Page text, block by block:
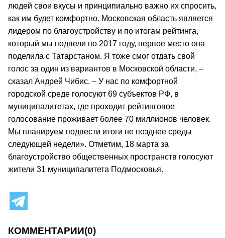
людей свои вкусы и принципиально важно их спросить,
как им будет комфортно. Московская область является
лидером по благоустройству и по итогам рейтинга,
который мы подвели по 2017 году, первое место она
поделила с Татарстаном. Я тоже смог отдать свой
голос за один из вариантов в Московской области, –
сказал Андрей Чибис. – У нас по комфортной
городской среде голосуют 69 субъектов РФ, в
муниципалитетах, где проходит рейтинговое
голосование проживает более 70 миллионов человек.
Мы планируем подвести итоги не позднее среды
следующей недели». Отметим, 18 марта за
благоустройство общественных пространств голосуют
жители 31 муниципалитета Подмосковья.
КОММЕНТАРИИ(0)